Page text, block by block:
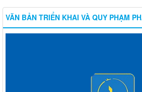
VĂN BẢN TRIỂN KHAI VÀ QUY PHẠM